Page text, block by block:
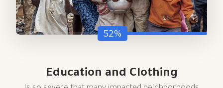
52%
Education and Clothing